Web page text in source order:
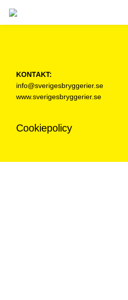
KONTAKT:
info@sverigesbryggerier.se
www.sverigesbryggerier.se
Cookiepolicy